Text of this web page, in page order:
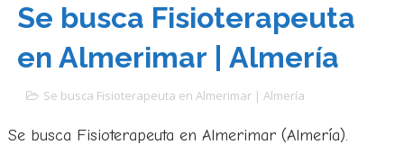
Se busca Fisioterapeuta
en Almerimar | Almería
Se busca Fisioterapeuta en Almerimar | Almería
Se busca Fisioterapeuta en Almerimar (Almería).